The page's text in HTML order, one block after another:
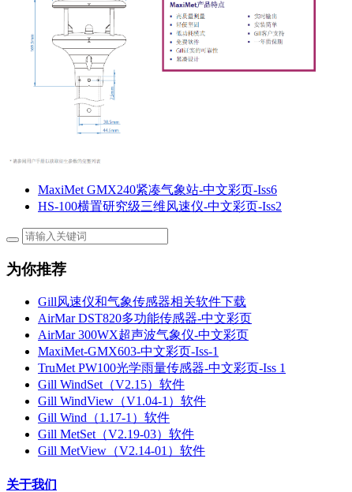
MaxiMet GMX240紧凑气象站-中文彩页-Iss6
HS-100横置研究级三维风速仪-中文彩页-Iss2
为你推荐
Gill风速仪和气象传感器相关软件下载
AirMar DST820多功能传感器-中文彩页
AirMar 300WX超声波气象仪-中文彩页
MaxiMet-GMX603-中文彩页-Iss-1
TruMet PW100光学雨量传感器-中文彩页-Iss 1
Gill WindSet（V2.15）软件
Gill WindView（V1.04-1）软件
Gill Wind（1.17-1）软件
Gill MetSet（V2.19-03）软件
Gill MetView（V2.14-01）软件
关于我们